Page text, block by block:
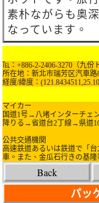
素朴ながらも奥
なっています。
℡：+886-2-2406-3270（九份
所在地：新北市瑞芳区汽車路
経度/緯度：
マイカー
国道1号→八堵インターチェ
降りる→省道台2丁線→県道
公共交通機関
高速鉄道あるいは鉄道で「
車。また、金瓜石行きの基
Back
パッ